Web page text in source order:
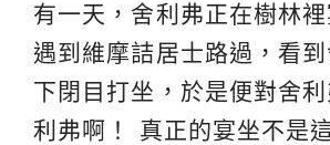
有一天，舍利弗正在樹林
遇到維摩詰居士路過，看
下閉目打坐，於是便對舍
利弗啊！ 真正的宴坐不是